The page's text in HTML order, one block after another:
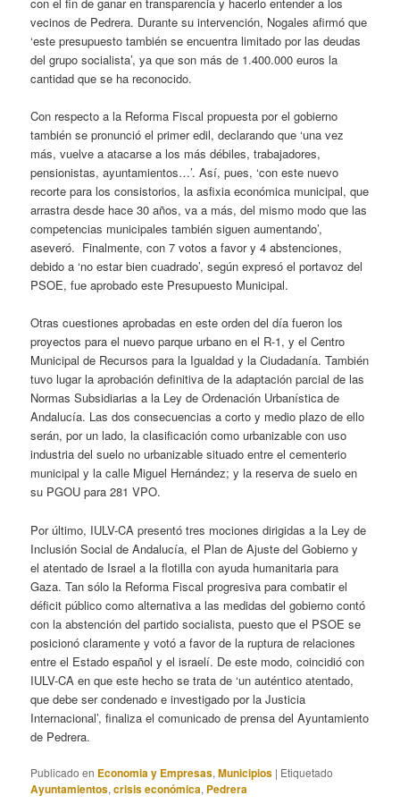
vecinos de Pedrera. Durante su intervención, Nogales afirmó que
‘este presupuesto también se encuentra limitado por las deudas
del grupo socialista’, ya que son más de 1.400.000 euros la
cantidad que se ha reconocido.
Con respecto a la Reforma Fiscal propuesta por el gobierno
también se pronunció el primer edil, declarando que ‘una vez
más, vuelve a atacarse a los más débiles, trabajadores,
pensionistas, ayuntamientos…’. Así, pues, ‘con este nuevo
recorte para los consistorios, la asfixia económica municipal, que
arrastra desde hace 30 años, va a más, del mismo modo que las
competencias municipales también siguen aumentando’,
aseveró. Finalmente, con 7 votos a favor y 4 abstenciones,
debido a ‘no estar bien cuadrado’, según expresó el portavoz del
PSOE, fue aprobado este Presupuesto Municipal.
Otras cuestiones aprobadas en este orden del día fueron los
proyectos para el nuevo parque urbano en el R-1, y el Centro
Municipal de Recursos para la Igualdad y la Ciudadanía. También
tuvo lugar la aprobación definitiva de la adaptación parcial de las
Normas Subsidiarias a la Ley de Ordenación Urbanística de
Andalucía. Las dos consecuencias a corto y medio plazo de ello
serán, por un lado, la clasificación como urbanizable con uso
industria del suelo no urbanizable situado entre el cementerio
municipal y la calle Miguel Hernández; y la reserva de suelo en
su PGOU para 281 VPO.
Por último, IULV-CA presentó tres mociones dirigidas a la Ley de
Inclusión Social de Andalucía, el Plan de Ajuste del Gobierno y
el atentado de Israel a la flotilla con ayuda humanitaria para
Gaza. Tan sólo la Reforma Fiscal progresiva para combatir el
déficit público como alternativa a las medidas del gobierno contó
con la abstención del partido socialista, puesto que el PSOE se
posicionó claramente y votó a favor de la ruptura de relaciones
entre el Estado español y el israelí. De este modo, coincidió con
IULV-CA en que este hecho se trata de ‘un auténtico atentado,
que debe ser condenado e investigado por la Justicia
Internacional’, finaliza el comunicado de prensa del Ayuntamiento
de Pedrera.
Publicado en Economia y Empresas,Municipios | Etiquetado
Ayuntamientos,crisis económica, Pedrera